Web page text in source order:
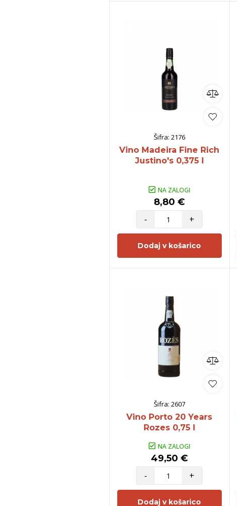
Šifra: 2176
Vino Madeira Fine Rich
Justino's 0,375 l
NA ZALOGI
8,80 €
-
+
Dodaj v košarico
Šifra: 2607
Vino Porto 20 Years
Rozes 0,75 l
NA ZALOGI
49,50 €
-
+
Dodaj v košarico